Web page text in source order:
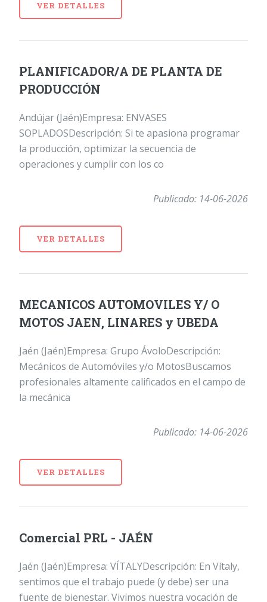
VER DETALLES
PLANIFICADOR/A DE PLANTA DE
PRODUCCIÓN
Andújar (Jaén)Empresa: ENVASES
SOPLADOSDescripción: Si te apasiona programar
la producción, optimizar la secuencia de
operaciones y cumplir con los co
Publicado: 14-06-2026
VER DETALLES
MECANICOS AUTOMOVILES Y/ O
MOTOS JAEN, LINARES y UBEDA
Jaén (Jaén)Empresa: Grupo ÁvoloDescripción:
Mecánicos de Automóviles y/o MotosBuscamos
profesionales altamente calificados en el campo de
la mecánica
Publicado: 14-06-2026
VER DETALLES
Comercial PRL - JAÉN
Jaén (Jaén)Empresa: VÍTALYDescripción: En Vítaly,
sentimos que el trabajo puede (y debe) ser una
fuente de bienestar. Vivimos nuestra vocación de